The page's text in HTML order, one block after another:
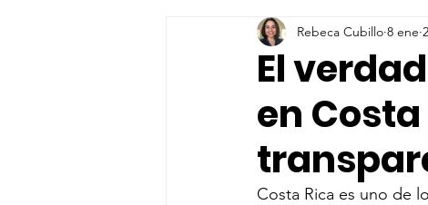
El
en
Rebeca Cubillo 8 ene
Costa Rica es uno de